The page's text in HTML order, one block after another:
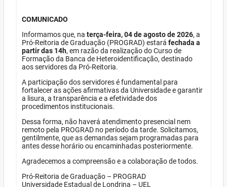
COMUNICADO
Informamos que, na terça-feira, 04 de agosto de 2026, a
Pró-Reitoria de Graduação (PROGRAD) estará fechada a
partir das 14h, em razão da realização do Curso de
Formação da Banca de Heteroidentificação, destinado
aos servidores da Pró-Reitoria.
A participação dos servidores é fundamental para
fortalecer as ações afirmativas da Universidade e garantir
a lisura, a transparência e a efetividade dos
procedimentos institucionais.
Dessa forma, não haverá atendimento presencial nem
remoto pela PROGRAD no período da tarde. Solicitamos,
gentilmente, que as demandas sejam programadas para
antes desse horário ou encaminhadas posteriormente.
Agradecemos a compreensão e a colaboração de todos.
Pró-Reitoria de Graduação – PROGRAD
Universidade Estadual de Londrina – UEL